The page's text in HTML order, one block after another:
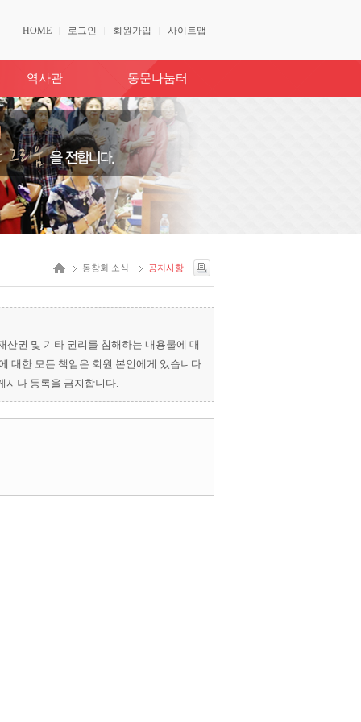
HOME 로그인 회원가입 사이트맵
역사관 동문나눔터
동창회 소식 공지사항
권 및 기타 권리를 침해하는 내용물에 대
대한 모든 책임은 회원 본인에게 있습니다.
시나 등록을 금지합니다.